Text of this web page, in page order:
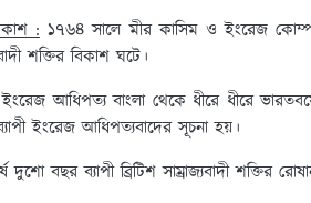
:১৭৬৪ সালে মীর কাসিম ও ইংরেজ
শক্তির বিকাশ ঘটে।
আধিপত্য বাংলা থেকে ধীরে ধীরে
ইংরেজ আধিপত্যবাদের সূচনা হয়।
দুশো বছর ব্যাপী ব্রিটিশ সাম্রাজ্যবাদী শক্তির